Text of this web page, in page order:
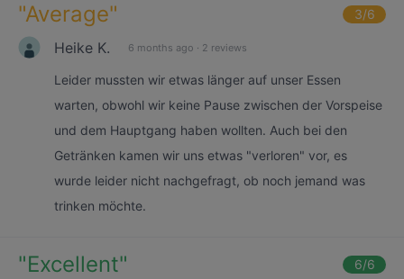
"Average" 3/6
Heike K. 6 months ago · 2 reviews
Leider mussten wir etwas länger auf unser Essen
warten, obwohl wir keine Pause zwischen der Vorspeise
und dem Hauptgang haben wollten. Auch bei den
Getränken kamen wir uns etwas "verloren" vor, es
wurde leider nicht nachgefragt, ob noch jemand was
trinken möchte.
"Excellent" 6/6